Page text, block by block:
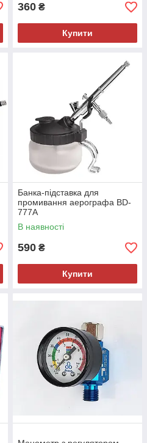
360 ₴
Купити
Банка-підставка для
промивання аерографа BD-
777А
В наявності
590 ₴
Купити